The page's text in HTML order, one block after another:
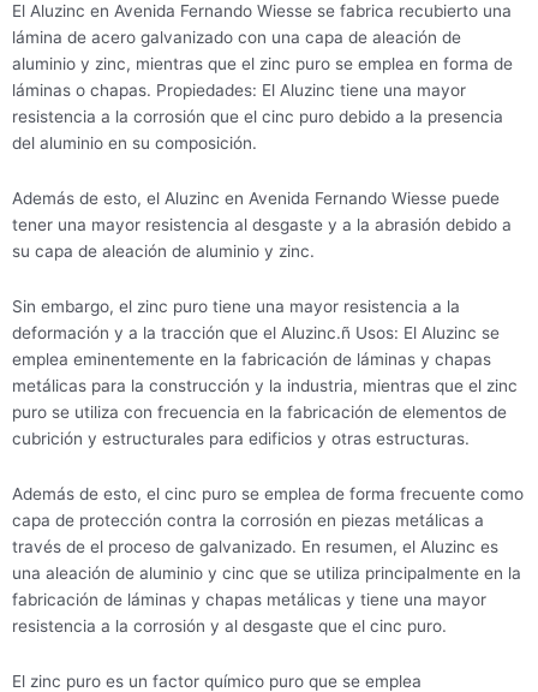
El Aluzinc en Avenida Fernando Wiesse se fabrica recubierto una
lámina de acero galvanizado con una capa de aleación de
aluminio y zinc, mientras que el zinc puro se emplea en forma de
láminas o chapas. Propiedades: El Aluzinc tiene una mayor
resistencia a la corrosión que el cinc puro debido a la presencia
del aluminio en su composición.
Además de esto, el Aluzinc en Avenida Fernando Wiesse puede
tener una mayor resistencia al desgaste y a la abrasión debido a
su capa de aleación de aluminio y zinc.
Sin embargo, el zinc puro tiene una mayor resistencia a la
deformación y a la tracción que el Aluzinc.ñ Usos: El Aluzinc se
emplea eminentemente en la fabricación de láminas y chapas
metálicas para la construcción y la industria, mientras que el zinc
puro se utiliza con frecuencia en la fabricación de elementos de
cubrición y estructurales para edificios y otras estructuras.
Además de esto, el cinc puro se emplea de forma frecuente como
capa de protección contra la corrosión en piezas metálicas a
través de el proceso de galvanizado. En resumen, el Aluzinc es
una aleación de aluminio y cinc que se utiliza principalmente en la
fabricación de láminas y chapas metálicas y tiene una mayor
resistencia a la corrosión y al desgaste que el cinc puro.
El zinc puro es un factor químico puro que se emplea